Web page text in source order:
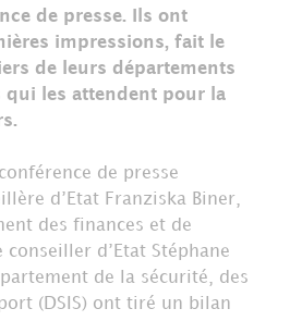
de presse. Ils ont
impressions, fait le
de leurs départements
qui les attendent pour la
de presse
d’Etat Franziska Biner,
des finances et de
conseiller d’Etat Stéphane
de la sécurité, des
(DSIS) ont tiré un bilan